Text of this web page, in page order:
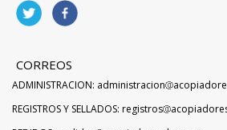
CORREOS
ADMINISTRACION: administracion
REGISTROS Y SELLADOS: registros